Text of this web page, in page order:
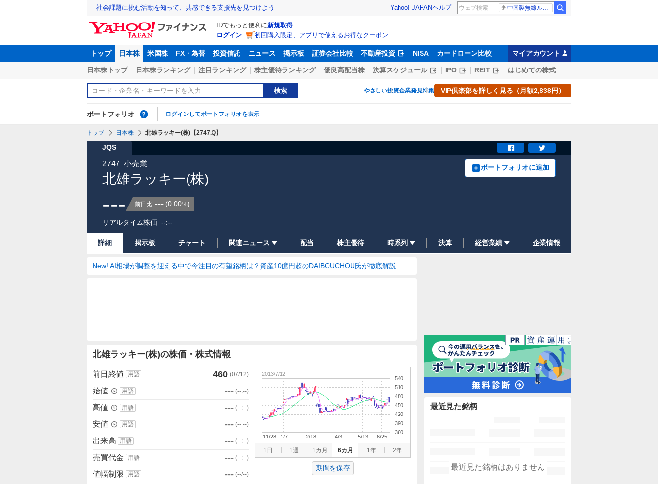
社会課題に挑む活動を知って、共感できる支援先を見つけよう Yahoo! JAPANヘルプ 中国製無線ルーター
IDでもっと便利に新規取得
ログイン
初回購入限定、アプリで使えるお得なクーポン
トップ 日本株 米国株 FX・為替 投資信託 ニュース 掲示板 証券会社比較 不動産投資 NISA カードローン比較 マイアカウント
日本株トップ 日本株ランキング 注目ランキング 株主優待ランキング 優良高配当株 決算スケジュール IPO REIT はじめての株式
検索 やさしい投資企業発見特集 VIP倶楽部を詳しく見る（月額2,838円）
ポートフォリオ ログインしてポートフォリオを表示
トップ 日本株 北雄ラッキー(株)【2747.Q】
JQS
北雄ラッキー(株)
2747 小売業 ポートフォリオに追加
--- 前日比 --- (0.00%)
リアルタイム株価 --:--
詳細 掲示板 チャート 関連ニュース 配当 株主優待 時系列 決算 経営業績 企業情報
New! AI相場が調整を迎える中で今注目の有望銘柄は？資産10億円超のDAIBOUCHOU氏が徹底解説
北雄ラッキー(株)の株価・株式情報
価
細
値
前日終値 用語 460 (07/12)
始値 用語 --- (--:--)
高値 用語 --- (--:--)
安値 用語 --- (--:--)
出来高 用語 --- (--:--)
売買代金 用語 --- (--:--)
値幅制限 用語 --- (--/--)
1日 1週 1カ月 6カ月 1年 2年
360
390
420
450
480
510
540
11/28 1/7 2/18 4/3 5/13 6/25
2013/7/12
期間を保存
最近見た銘柄
最近見た銘柄はありません